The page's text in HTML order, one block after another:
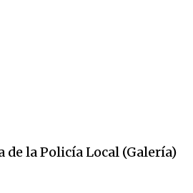
de la Policía Local (Galería)